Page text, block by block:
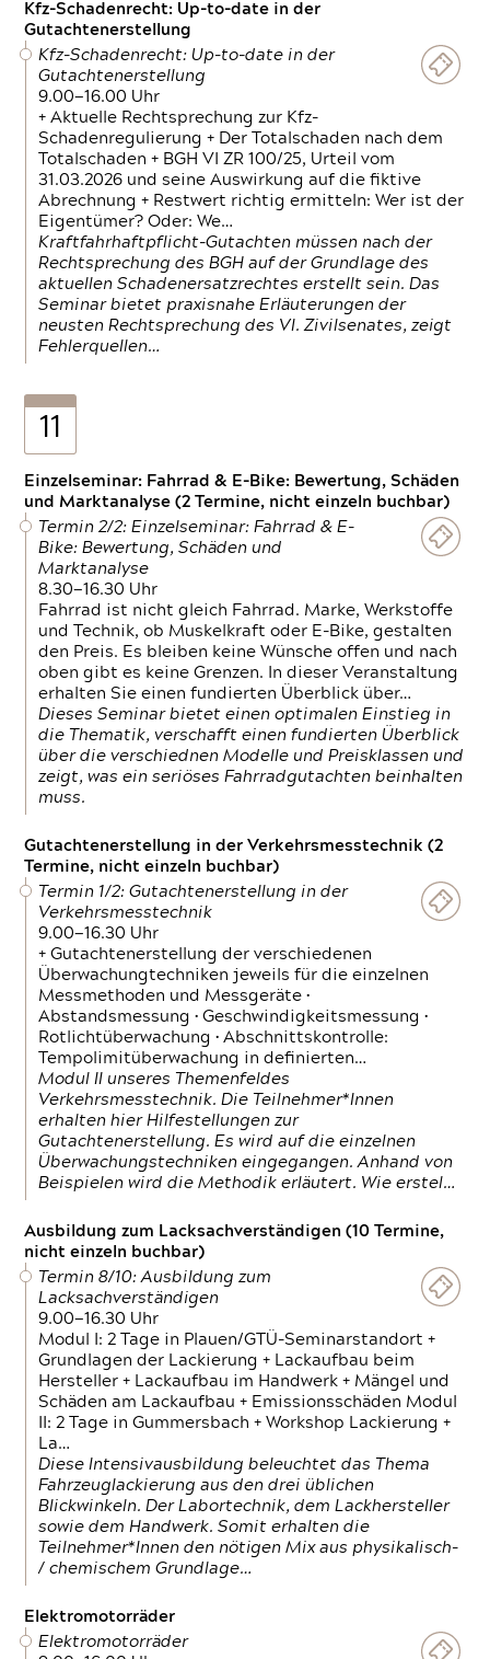
Kfz-Schadenrecht: Up-to-date in der
Gutachtenerstellung
Kfz-Schadenrecht: Up-to-date in der
Gutachtenerstellung
9.00—16.00 Uhr
+ Aktuelle Rechtsprechung zur Kfz-
Schadenregulierung + Der Totalschaden nach dem
Totalschaden + BGH VI ZR 100/25, Urteil vom
31.03.2026 und seine Auswirkung auf die fiktive
Abrechnung + Restwert richtig ermitteln: Wer ist der
Eigentümer? Oder: We…
Kraftfahrhaftpflicht-Gutachten müssen nach der
Rechtsprechung des BGH auf der Grundlage des
aktuellen Schadenersatzrechtes erstellt sein. Das
Seminar bietet praxisnahe Erläuterungen der
neusten Rechtsprechung des VI. Zivilsenates, zeigt
Fehlerquellen…
11
Einzelseminar: Fahrrad & E-Bike: Bewertung, Schäden
und Marktanalyse (2 Termine, nicht einzeln buchbar)
Termin 2/2: Einzelseminar: Fahrrad & E-
Bike: Bewertung, Schäden und
Marktanalyse
8.30—16.30 Uhr
Fahrrad ist nicht gleich Fahrrad. Marke, Werkstoffe
und Technik, ob Muskelkraft oder E-Bike, gestalten
den Preis. Es bleiben keine Wünsche offen und nach
oben gibt es keine Grenzen. In dieser Veranstaltung
erhalten Sie einen fundierten Überblick über…
Dieses Seminar bietet einen optimalen Einstieg in
die Thematik, verschafft einen fundierten Überblick
über die verschiednen Modelle und Preisklassen und
zeigt, was ein seriöses Fahrradgutachten beinhalten
muss.
Gutachtenerstellung in der Verkehrsmesstechnik (2
Termine, nicht einzeln buchbar)
Termin 1/2: Gutachtenerstellung in der
Verkehrsmesstechnik
9.00—16.30 Uhr
+ Gutachtenerstellung der verschiedenen
Überwachungtechniken jeweils für die einzelnen
Messmethoden und Messgeräte •
Abstandsmessung • Geschwindigkeitsmessung •
Rotlichtüberwachung • Abschnittskontrolle:
Tempolimitüberwachung in definierten…
Modul II unseres Themenfeldes
Verkehrsmesstechnik. Die Teilnehmer*Innen
erhalten hier Hilfestellungen zur
Gutachtenerstellung. Es wird auf die einzelnen
Überwachungstechniken eingegangen. Anhand von
Beispielen wird die Methodik erläutert. Wie erstel…
Ausbildung zum Lacksachverständigen (10 Termine,
nicht einzeln buchbar)
Termin 8/10: Ausbildung zum
Lacksachverständigen
9.00—16.30 Uhr
Modul I: 2 Tage in Plauen/GTÜ-Seminarstandort +
Grundlagen der Lackierung + Lackaufbau beim
Hersteller + Lackaufbau im Handwerk + Mängel und
Schäden am Lackaufbau + Emissionsschäden Modul
II: 2 Tage in Gummersbach + Workshop Lackierung +
La…
Diese Intensivausbildung beleuchtet das Thema
Fahrzeuglackierung aus den drei üblichen
Blickwinkeln. Der Labortechnik, dem Lackhersteller
sowie dem Handwerk. Somit erhalten die
Teilnehmer*Innen den nötigen Mix aus physikalisch-
/ chemischem Grundlage…
Elektromotorräder
Elektromotorräder